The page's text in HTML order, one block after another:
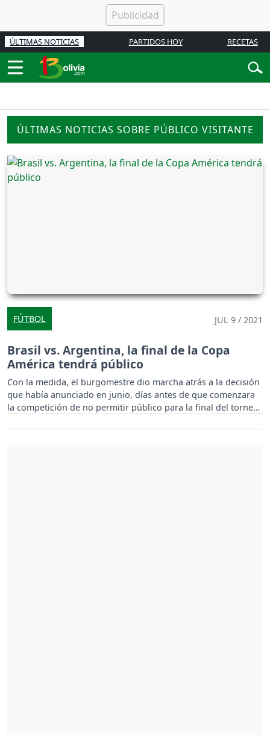
ÚLTIMAS NOTICIAS PARTIDOS HOY RECETAS
ÚLTIMAS NOTICIAS SOBRE PÚBLICO VISITANTE
FÚTBOL JUL 9 / 2021
Brasil vs. Argentina, la final de la Copa
América tendrá público
Con la medida, el burgomestre dio marcha atrás a la decisión
que había anunciado en junio, días antes de que comenzara
la competición de no permitir público para la final del torneo.